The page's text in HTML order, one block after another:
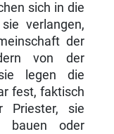
sich in die
verlangen,
der
von der
legen die
fest, faktisch
Priester, sie
bauen oder